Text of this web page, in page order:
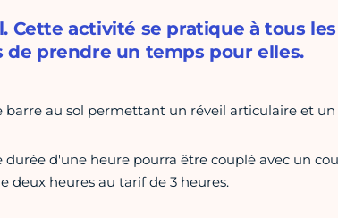
Cette activité se pratique à tous
de prendre un temps pour elles.
barre au sol permettant un réveil articulaire et
durée d'une heure pourra être couplé avec un
deux heures au tarif de 3 heures.